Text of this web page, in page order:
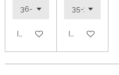
In winkelwagenIn winkelwagen